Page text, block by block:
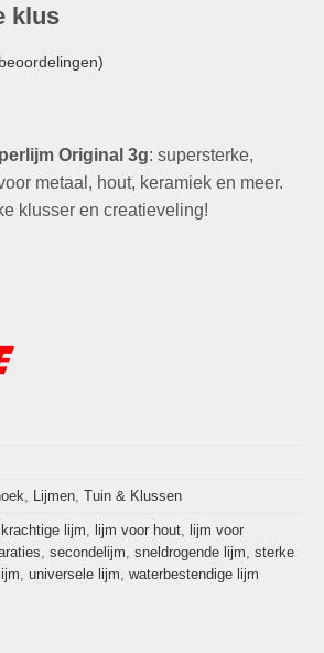
klus
Original 3g: supersterke,
metaal, hout, keramiek en meer.
klusser en creatieveling!
Lijmen Tuin & Klussen
krachtige lijm lijm voor hout
lijm voor
secondelijm sneldrogende lijm sterke
universele lijm waterbestendige lijm